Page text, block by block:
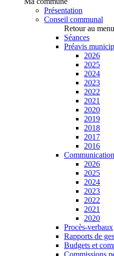
Présentation
Conseil communal
Retour au
Séances
Préavis
2026
2025
2024
2023
2022
2021
2020
2019
2018
2017
2016
2026
2025
2024
2023
2022
2021
2020
Procès-verbaux
Rapports de
Budgets et
Commissions